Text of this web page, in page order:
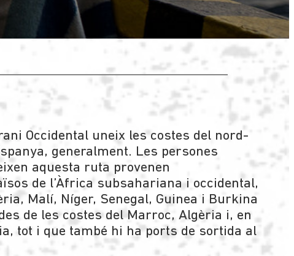
Occidental uneix les costes del nord-
generalment. Les persones
aquesta ruta provenen
de l’Àfrica subsahariana i occidental,
Malí, Níger, Senegal, Guinea i Burkina
de les costes del Marroc, Algèria i, en
tot i que també hi ha ports de sortida al